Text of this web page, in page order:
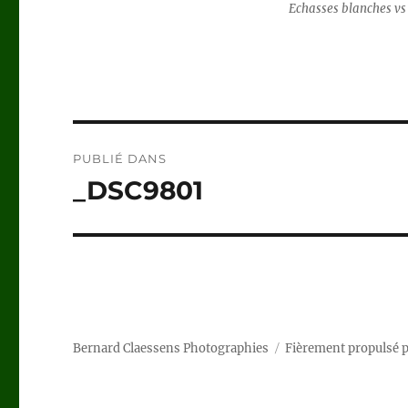
Echasses blanches
de
PUBLIÉ DANS
_DSC9801
Bernard Claessens Photographies Fièrement propulsé